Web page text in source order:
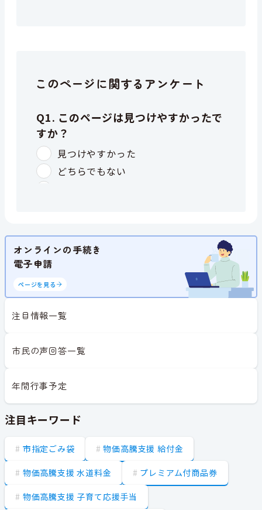
このページに関するアンケート
オンラインの手続き
電子申請
ページを見る
注目情報一覧
市民の声回答一覧
年間行事予定
注目キーワード
市指定ごみ袋 物価高騰支援 給付金
物価高騰支援 水道料金 プレミアム付商品券
物価高騰支援 子育て応援手当